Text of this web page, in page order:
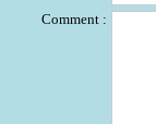
Comment :